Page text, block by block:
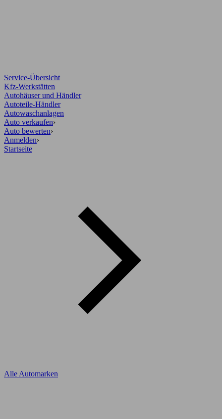
Service-Übersicht
Kfz-Werkstätten
Autohäuser und Händler
Autoteile-Händler
Autowaschanlagen
Auto verkaufen›
Auto bewerten›
Anmelden›
Startseite
Alle Automarken